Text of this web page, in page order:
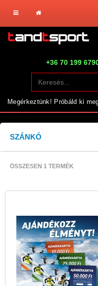
+36 70 199
Megérkeztünk! Próbáld ki
SZÁNKÓ
ÖSSZESEN 1 TERMÉK